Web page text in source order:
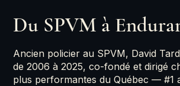
Du SPVM à
Ancien policier au SPVM, David
de 2006 à 2025, co-fondé et dirigé
plus performantes du Québec — #1